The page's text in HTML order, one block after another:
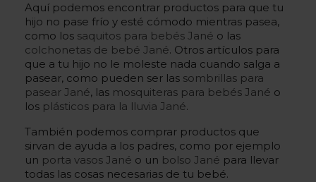
Aquí podemos encontrar productos para que tu
hijo no pase frío y esté cómodo mientras pasea,
como los saquitos para bebés Jané o las
colchonetas de bebé Jané. Otros artículos para
que a tu hijo no le moleste nada cuando salga a
pasear, como pueden ser las sombrillas para
pasear Jané, las mosquiteras para bebés Jané o
los plásticos para la lluvia Jané.
También podemos comprar productos que
sirvan de ayuda a los padres, como por ejemplo
un porta vasos Jané o un bolso Jané para llevar
todas las cosas necesarias de tu bebé.